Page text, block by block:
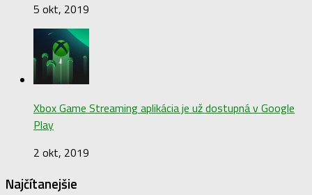
5 okt, 2019
Xbox Game Streaming aplikácia je už dostupná v Google
Play
2 okt, 2019
Najčítanejšie